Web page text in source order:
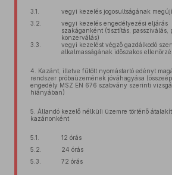
3.1. vegyi kezelés jogosultságának
3.2.
vegyi kezelés engedélyezési eljárás
szakáganként (tisztítás, passziválás,
konzerválás)
3.3.
vegyi kezelést végző gazdálkodó
alkalmasságának időszakos
4. Kazánt, illetve fűtött nyomástartó edényt
rendszer próbaüzemének jóváhagyása
engedély MSZ EN 676 szabvány szerinti
hiányában)
5. Állandó kezelő nélküli üzemre történő
kazánonként
5.1. 12 órás
5.2.
24 órás
5.3.
72 órás